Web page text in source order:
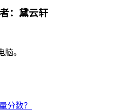
：黛云轩
。
分数？